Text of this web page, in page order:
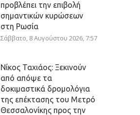
προβλέπει την επιβολή
σημαντικών κυρώσεων
στη Ρωσία
Σάββατο, 8 Αυγούστου 2026, 7:57
Νίκος Ταχιάος: Ξεκινούν
από απόψε τα
δοκιμαστικά δρομολόγια
της επέκτασης του Μετρό
Θεσσαλονίκης προς την